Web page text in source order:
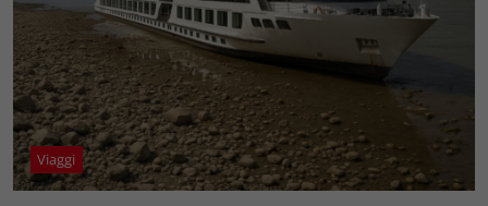
Viaggi